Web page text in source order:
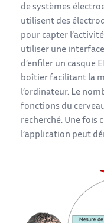
de systèmes
utilisent des
pour capter
utiliser une
d’enfiler un casque
boîtier facilitant la
l’ordinateur. Le
fonctions du
recherché. Une fois
l’application peut